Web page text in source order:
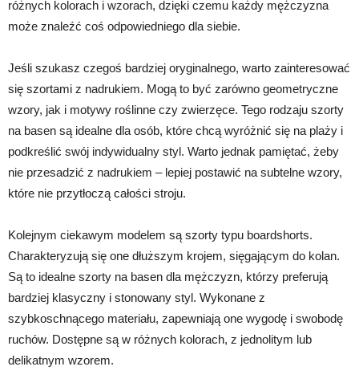
różnych kolorach i wzorach, dzięki czemu każdy mężczyzna
może znaleźć coś odpowiedniego dla siebie.
Jeśli szukasz czegoś bardziej oryginalnego, warto zainteresować
się szortami z nadrukiem. Mogą to być zarówno geometryczne
wzory, jak i motywy roślinne czy zwierzęce. Tego rodzaju szorty
na basen są idealne dla osób, które chcą wyróżnić się na plaży i
podkreślić swój indywidualny styl. Warto jednak pamiętać, żeby
nie przesadzić z nadrukiem – lepiej postawić na subtelne wzory,
które nie przytłoczą całości stroju.
Kolejnym ciekawym modelem są szorty typu boardshorts.
Charakteryzują się one dłuższym krojem, sięgającym do kolan.
Są to idealne szorty na basen dla mężczyzn, którzy preferują
bardziej klasyczny i stonowany styl. Wykonane z
szybkoschnącego materiału, zapewniają one wygodę i swobodę
ruchów. Dostępne są w różnych kolorach, z jednolitym lub
delikatnym wzorem.